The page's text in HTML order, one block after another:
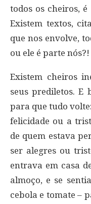
todos os cheiros,
Existem textos,
que nos envolve,
ou ele é parte nós?!
Existem cheiros
seus prediletos. E
para que tudo
felicidade ou a
de quem estava
ser alegres ou
entrava em casa
almoço, e se
cebola e tomate –